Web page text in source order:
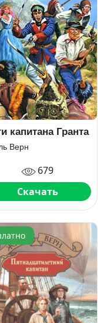
капитана Гранта
Верн
679
Скачать